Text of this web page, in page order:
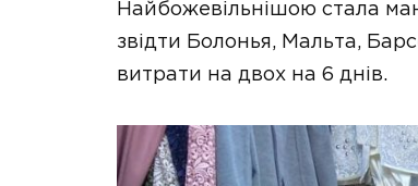
Найбожевільнішою стала
звідти Болонья, Мальта,
витрати на двох на 6 днів.